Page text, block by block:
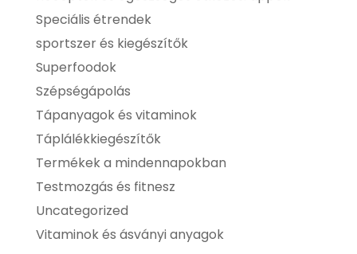
Speciális étrendek
sportszer és kiegészítők
Superfoodok
Szépségápolás
Tápanyagok és vitaminok
Táplálékkiegészítők
Termékek a mindennapokban
Testmozgás és fitnesz
Uncategorized
Vitaminok és ásványi anyagok